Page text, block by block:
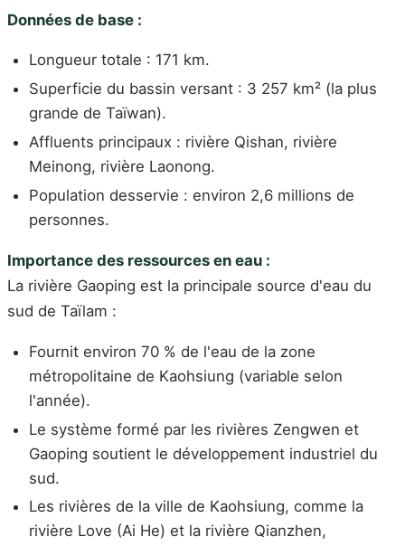
Données de base :
Longueur totale : 171 km.
Superficie du bassin versant : 3 257 km² (la plus
grande de Taïwan).
Affluents principaux : rivière Qishan, rivière
Meinong, rivière Laonong.
Population desservie : environ 2,6 millions de
personnes.
Importance des ressources en eau :
La rivière Gaoping est la principale source d'eau du
sud de Taïlam :
Fournit environ 70 % de l'eau de la zone
métropolitaine de Kaohsiung (variable selon
l'année).
Le système formé par les rivières Zengwen et
Gaoping soutient le développement industriel du
sud.
Les rivières de la ville de Kaohsiung, comme la
rivière Love (Ai He) et la rivière Qianzhen,